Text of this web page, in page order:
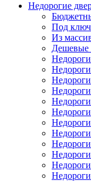
Недорогие
Под ключ
Из
Дешевые